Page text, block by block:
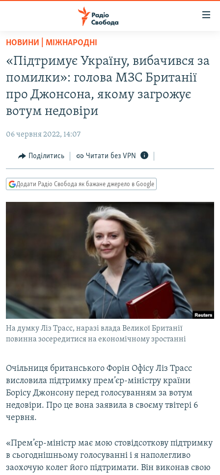
Перейти
основного
матеріалу
Перейти
до
основної
Перейти
пошуку
ВСЕ ЗА ДОБУ
СТАТТІ
СУСПІЛЬСТВО
КУЛЬТУРА
СПОРТ
ДОНБАС.РЕАЛІЇ
КРИМ.РЕАЛІЇ
ТИ ЯК?
КРИМ РЕАЛІЇ
РУС
УКР
ДОЛУЧАЙСЯ!
Усі сайти RFE/RL
НОВИНИ | МІЖНАРОДНІ
«Підтримує Україну, вибачився за
помилки»: голова МЗС Британії
про Джонсона, якому загрожує
вотум недовіри
06 червня 2022, 14:07
Поділитись Читати без VPN
Додати Радіо Свобода як бажане джерело в Google
На думку Ліз Трасс, наразі влада Великої Британії
повинна зосередитися на економічному зростанні
Очільниця британського Форін Офісу Ліз Трасс
висловила підтримку прем’єр-міністру країни
Борісу Джонсону перед голосуванням за вотум
недовіри. Про це вона заявила в своєму твітері 6
червня.
«Прем’єр-міністр має мою стовідсоткову підтримку
в сьогоднішньому голосуванні і я наполегливо
заохочую колег його підтримати. Він виконав свою